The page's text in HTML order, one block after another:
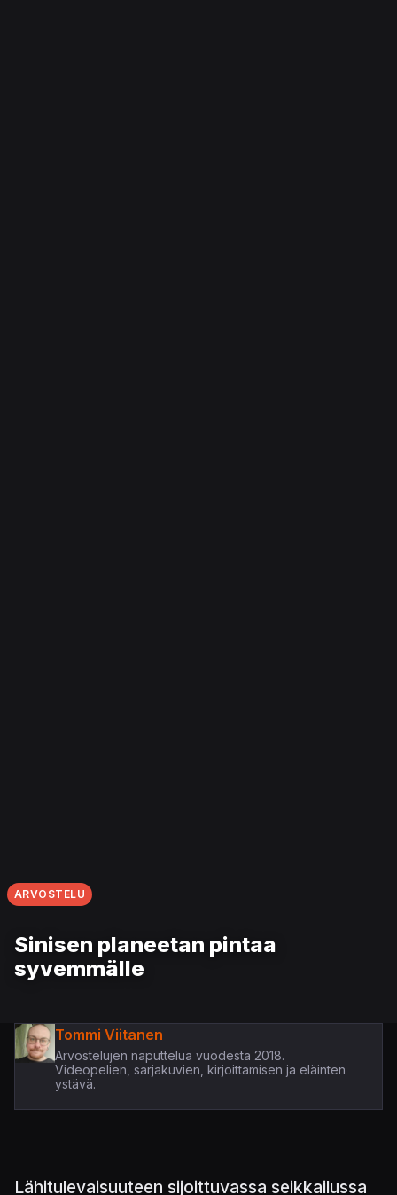
ARVOSTELU
Sinisen planeetan pintaa
syvemmälle
Tommi Viitanen
Arvostelujen naputtelua vuodesta 2018.
Videopelien, sarjakuvien, kirjoittamisen ja eläinten
ystävä.
Lähitulevaisuuteen sijoittuvassa seikkailussa